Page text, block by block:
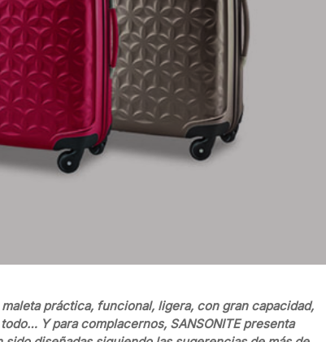
práctica, funcional, ligera, con gran capacidad,
Y para complacernos, SANSONITE presenta